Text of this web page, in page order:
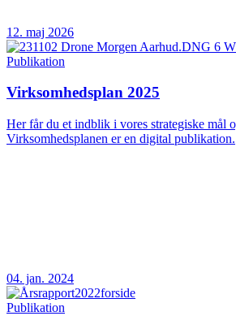
12. maj 2026
Publikation
Virksomhedsplan 2025
Her får du et indblik i vores strategiske mål
Virksomhedsplanen er en digital publikation.
04. jan. 2024
Publikation